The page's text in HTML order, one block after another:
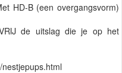
HD-B (een overgangsvorm)
de uitslag die je op het